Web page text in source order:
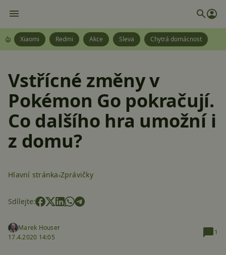
Xiaomi Redmi Akce Sleva Chytrá domácnost
Vstřícné změny v
Pokémon Go pokračují.
Co dalšího hra umožní i
z domu?
Hlavní stránka Zprávičky
Sdílejte:
Marek Houser
17.4.2020 14:05
1